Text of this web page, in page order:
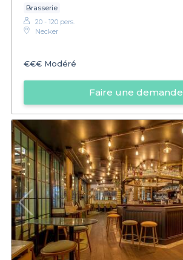
Brasserie
20 - 120 pers.
Necker
€€€ Modéré
Faire une demande